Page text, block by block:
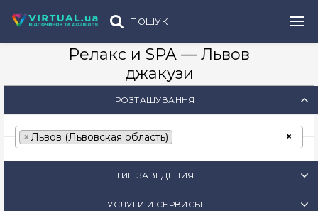
ПОШУК
Релакс и SPA — Львов
джакузи
РОЗТАШУВАННЯ
×
×Львов (Львовская область)
ТИП ЗАВЕДЕНИЯ
УСЛУГИ И СЕРВИСЫ